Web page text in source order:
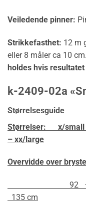
Veiledende pinner:
Strikkefasthet: 12 m
eller 8 måler ca 10 cm.
holdes hvis
k-2409-02a
Størrelsesguide
Størrelser: x/small
– xx/large
Overvidde over
92 – 103 –
135 cm